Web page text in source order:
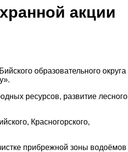
акции
образовательного округа
ресурсов, развитие лесного
Красногорского,
прибрежной зоны водоёмов